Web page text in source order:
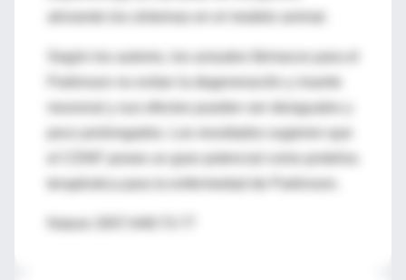
Según los autores, los actuales fármacos para el
Parkinson no evitan la degeneración y muerte
neuronal y sus efectos pueden ser desiguales y
poco prolongados. Los resultados sugieren que
terapéutica para la enfermedad de Parkinson.